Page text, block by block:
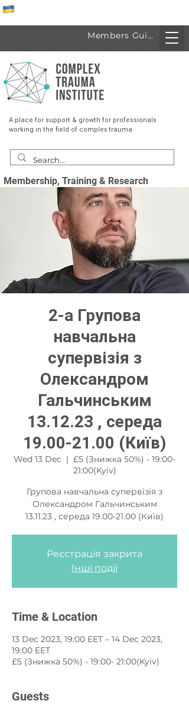
A place for support & growth for professionals
working in the field of complex trauma
Membership, Training & Research
Members Guide
2-а Групова
навчальна
супервізія з
Олександром
Гальчинським
13.12.23 , середа
19.00-21.00 (Київ)
Wed 13 Dec
  |
£5 (Знижка 50%) - 19:00-
21:00(Kyiv)
Групова навчальна супервізія з
Олександром Гальчинським
13.11.23 , середа 19.00-21.00 (Київ)
Реєстрація закрита
Інші події
Time & Location
13 Dec 2023, 19:00 EET – 14 Dec 2023,
19:00 EET
£5 (Знижка 50%) - 19:00- 21:00(Kyiv)
Guests